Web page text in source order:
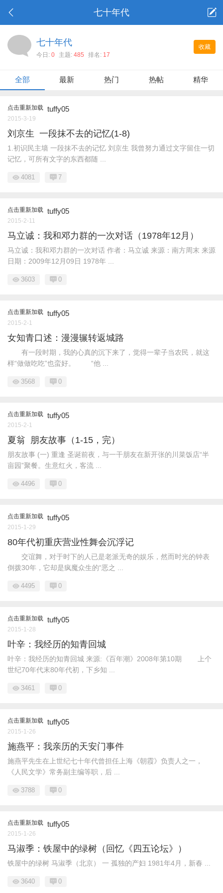
七十年代
收藏
七十年代
今日: 0 主题: 485 排名: 17
全部 最新 热门 热帖 精华
点击重新加载 tuffy05
2015-3-19
刘京生 一段抹不去的记忆(1-8)
1.初识民主墙 一段抹不去的记忆 刘京生 我曾努力通过文字留住一切
记忆，可所有文字的东西都随 ...
4081 7
点击重新加载 tuffy05
2015-2-11
马立诚：我和邓力群的一次对话（1978年12月）
马立诚：我和邓力群的一次对话 作者：马立诚 来源：南方周末 来源
日期：2009年12月09日 1978年 ...
3603 0
点击重新加载 tuffy05
2015-2-1
女知青口述：漫漫辗转返城路
有一段时期，我的心真的沉下来了，觉得一辈子当农民，就这
样“做做吃吃”也蛮好。 “他 ...
3568 0
点击重新加载 tuffy05
2015-2-1
夏翁 朋友故事（1-15，完）
朋友故事 (一) 重逢 圣诞前夜，与一干朋友在新开张的川菜饭店“半
亩园”聚餐。生意红火，客流 ...
4496 0
点击重新加载 tuffy05
2015-1-29
80年代初重庆营业性舞会沉浮记
交谊舞，对于时下的人已是老派无奇的娱乐，然而时光的钟表
倒拨30年，它却是疯魔众生的“恶之 ...
4495 0
点击重新加载 tuffy05
2015-1-28
叶辛：我经历的知青回城
叶辛：我经历的知青回城 来源:《百年潮》2008年第10期 上个
世纪70年代末80年代初，下乡知 ...
3461 0
点击重新加载 tuffy05
2015-1-26
施燕平：我亲历的天安门事件
施燕平先生在上世纪七十年代曾担任上海《朝霞》负责人之一，
《人民文学》常务副主编等职，后 ...
3788 0
点击重新加载 tuffy05
2015-1-26
马淑季：铁屋中的绿树（回忆《四五论坛》）
铁屋中的绿树 马淑季（北京） 一 孤独的产妇 1981年4月，新春 ...
3640 0